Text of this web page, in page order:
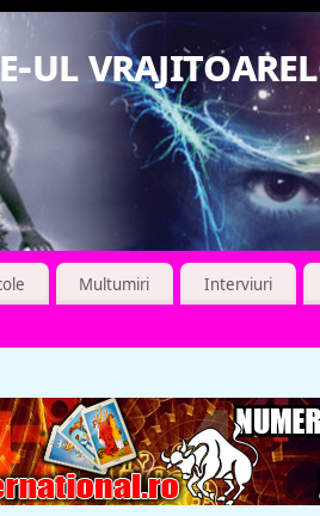
ul
Multumiri Interviuri